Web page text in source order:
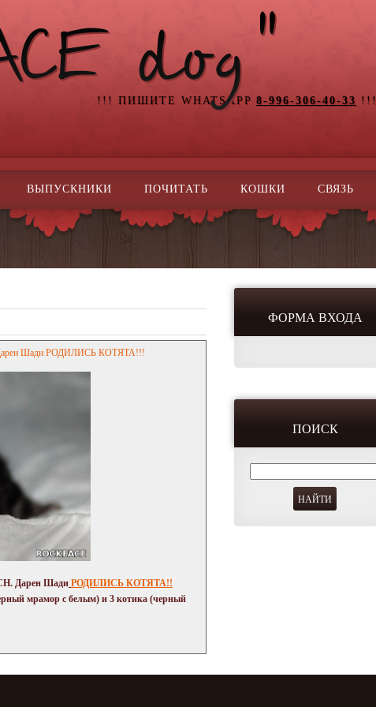
!!! ПИШИТЕ WHATSAPP 8-996-306-40-33 !!!
ВЫПУСКНИКИ ПОЧИТАТЬ КОШКИ СВЯЗЬ
Шади РОДИЛИСЬ КОТЯТА!!!
Дарен Шади РОДИЛИСЬ КОТЯТА!!
мрамор с белым) и 3 котика (черный
ФОРМА ВХОДА
ПОИСК